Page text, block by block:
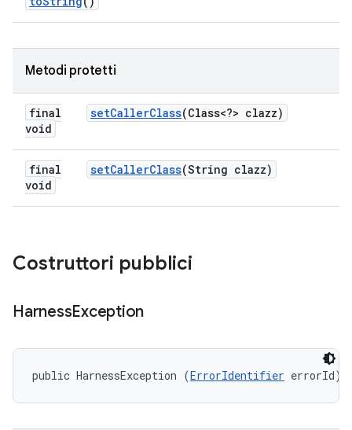
Metodi protetti
final
void
setCallerClass(Class<?> clazz)
final
void
setCallerClass(String clazz)
Costruttori pubblici
HarnessException
public HarnessException (ErrorIdentifier errorId)